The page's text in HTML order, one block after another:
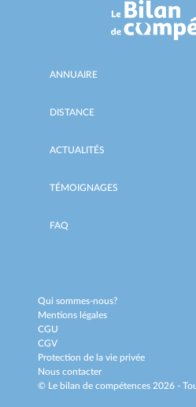
ANNUAIRE
DISTANCE
ACTUALITÉS
TÉMOIGNAGES
FAQ
Qui sommes-nous?
Mentions légales
CGU
CGV
Protection de la vie privée
Nous contacter
© Le bilan de compétences 2026 -